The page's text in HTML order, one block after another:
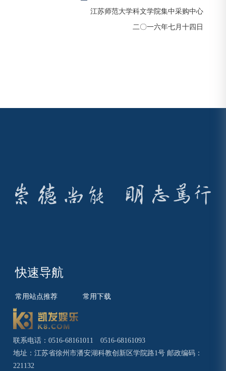
江苏师范大学科文学院集中采购中心
二〇一六年七月十四日
快速导航
常用站点推荐 常用下载
联系电话：0516-68161011 0516-68161093
地址：江苏省徐州市潘安湖科教创新区学院路1号 邮政编码：
221132